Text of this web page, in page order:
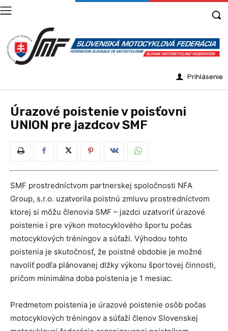
Prihlásenie
Úrazové poistenie v poisťovni
UNION pre jazdcov SMF
SMF prostredníctvom partnerskej spoločnosti NFA
Group, s.r.o. uzatvorila poistnú zmluvu prostredníctvom
ktorej si môžu členovia SMF – jazdci uzatvoriť úrazové
poistenie i pre výkon motocyklového športu počas
motocyklových tréningov a súťaži. Výhodou tohto
poistenia je skutočnosť, že poistné obdobie je možné
navoliť podľa plánovanej dlźky výkonu športovej činnosti,
pričom minimálna doba poistenia je 1 mesiac.
Predmetom poistenia je úrazové poistenie osôb počas
motocyklových tréningov a súťaží členov Slovenskej